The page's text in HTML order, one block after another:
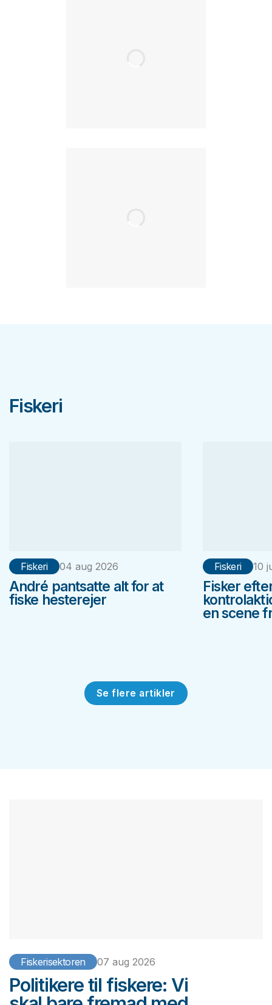
Fiskeri
Fiskeri 04 aug 2026
André pantsatte alt for at
fiske hesterejer
Fiskeri 10
Fisker
en scene
Se flere artikler
Fiskerisektoren 07 aug 2026
Politikere til fiskere: Vi